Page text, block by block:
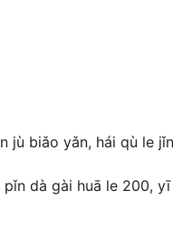
jù biǎo yǎn, hái qù le
dà gài huā le 200,